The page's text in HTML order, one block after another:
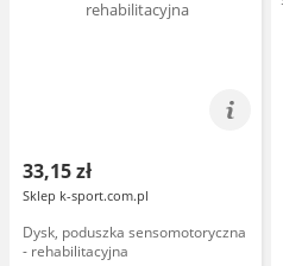
33,15 zł
Sklep k-sport.com.pl
Dysk, poduszka sensomotoryczna
- rehabilitacyjna